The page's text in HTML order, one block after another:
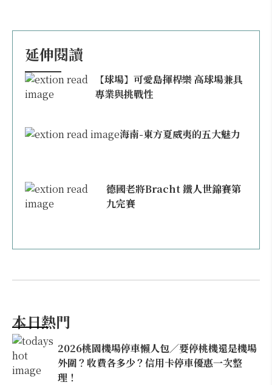
延伸閱讀
【球場】可愛島揮桿樂 高球場兼具
專業與挑戰性
海南-東方夏威夷的五大魅力
德國老將Bracht 鐵人世錦賽第
九完賽
本日熱門
2026桃園機場停車懶人包／要停桃機還是機場
外圍？收費各多少？信用卡停車優惠一次整
理！